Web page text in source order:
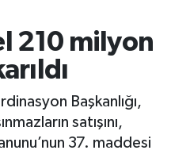
210 milyon
Başkanlığı,
satışını,
37. maddesi
ve Fikstür